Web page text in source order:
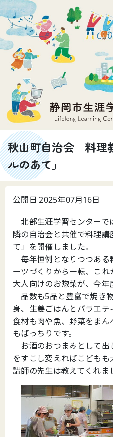
秋山町自治会 料理
ルのあて」
公開日 2025年07月16日
北部生涯学習センターで
隣の自治会と共催で料理
て」を開催しました。
毎年恒例となりつつある
ーツづくりから一転、こ
大人向けのお惣菜が、今年
品数も5品と豊富で焼き
身、生姜ごはんとバラエテ
食材も肉や魚、野菜をまん
もばっちりです。
お酒のおつまみとして出
をすこし変えればこどもも
講師の先生は教えてくれま